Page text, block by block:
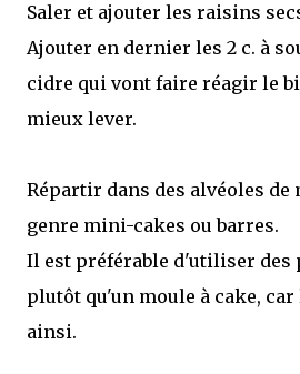
Saler et ajouter les raisins
Ajouter en dernier les 2 c. à
cidre qui vont faire réagir le
mieux lever.
Répartir dans des alvéoles
genre mini-cakes ou barres.
Il est préférable d'utiliser des
plutôt qu'un moule à cake,
ainsi.